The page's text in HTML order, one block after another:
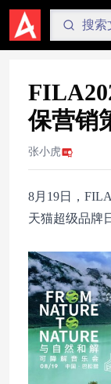
保营销
张小虎
8月19日，
天猫超级品牌